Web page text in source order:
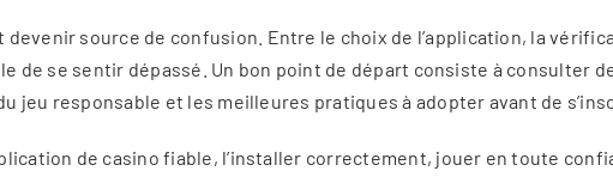
source de confusion. Entre le choix de l’application, la
de se sentir dépassé. Un bon point de départ consiste à consulter
jeu responsable et les meilleures pratiques à adopter avant de
de casino fiable, l’installer correctement, jouer en toute